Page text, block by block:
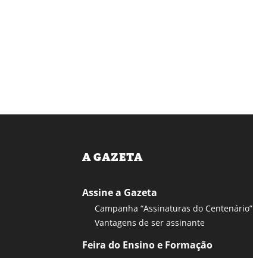
A GAZETA
Assine a Gazeta
Campanha “Assinaturas do Centenário”
Vantagens de ser assinante
Feira do Ensino e Formação